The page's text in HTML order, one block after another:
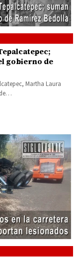
gobierno de
Martha Laura